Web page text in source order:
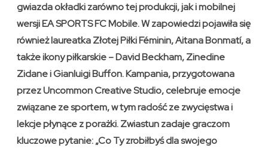
gwiazda okładki zarówno tej produkcji, jak i mobilnej
wersji EA SPORTS FC Mobile. W zapowiedzi pojawiła się
również laureatka Złotej Piłki Féminin, Aitana Bonmatí, a
także ikony piłkarskie – David Beckham, Zinedine
Zidane i Gianluigi Buffon. Kampania, przygotowana
przez Uncommon Creative Studio, celebruje emocje
związane ze sportem, w tym radość ze zwycięstwa i
lekcje płynące z porażki. Zwiastun zadaje graczom
kluczowe pytanie: „Co Ty zrobiłbyś dla swojego